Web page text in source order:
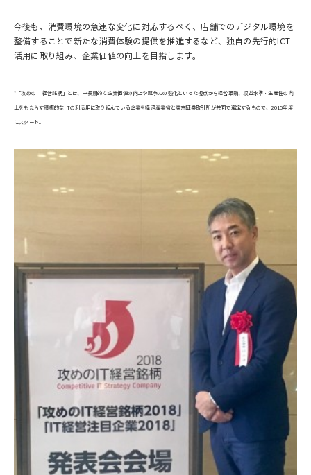
今後も、消費環境の急速な変化に対応するべく、店舗でのデジタル環境を
整備することで新たな消費体験の提供を推進するなど、独自の先行的ICT
活用に取り組み、企業価値の向上を目指します。
*「攻めのIT経営銘柄」とは、中長期的な企業価値の向上や競争力の強化といった視点から経営革新、収益水準・生産性の向
上をもたらす積極的なITの利活用に取り組んでいる企業を経済産業省と東京証券取引所が共同で選定するもので、2015年度
にスタート。